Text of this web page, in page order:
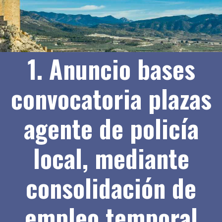
1. Anuncio bases
convocatoria plazas
agente de policía
local, mediante
consolidación de